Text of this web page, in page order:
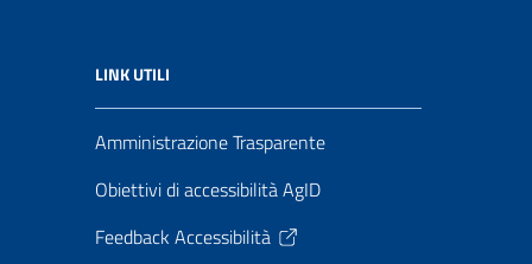
LINK UTILI
Amministrazione Trasparente
Obiettivi di accessibilità AgID
Feedback Accessibilità